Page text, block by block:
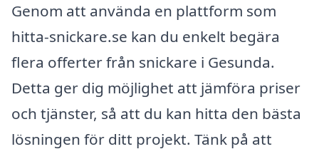
Genom att använda en plattform som
hitta-snickare.se kan du enkelt begära
flera offerter från snickare i Gesunda.
Detta ger dig möjlighet att jämföra priser
och tjänster, så att du kan hitta den bästa
lösningen för ditt projekt. Tänk på att